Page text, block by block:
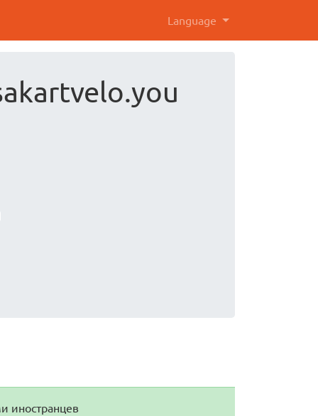
Language
иностранцев